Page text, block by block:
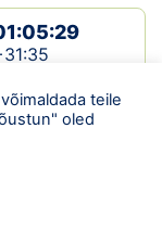
OJ
teile
oled